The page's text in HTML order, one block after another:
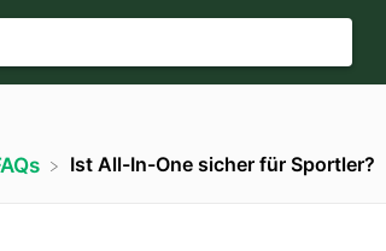
Ist All-In-One sicher für Sportler?